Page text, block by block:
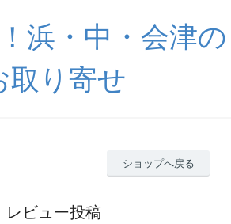
浜・中・会津の
取り寄せ
ショップへ戻る
レビュー投稿